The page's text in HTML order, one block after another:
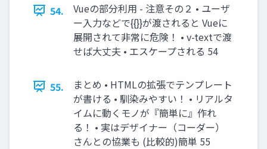
54.
Vueの部分利用 - 注意その２ • ユーザ
ー入力などで{{}}が渡されると Vueに
展開されて非常に危険！ • v-textで渡
せば大丈夫 • エスケープされる 54
55.
まとめ • HTMLの拡張でテンプレート
が書ける • 馴染みやすい！ • リアルタ
イムに動くモノが『簡単に』作れ
る！ • 実はデザイナー（コーダー）
さんとの協業も (比較的)簡単 55